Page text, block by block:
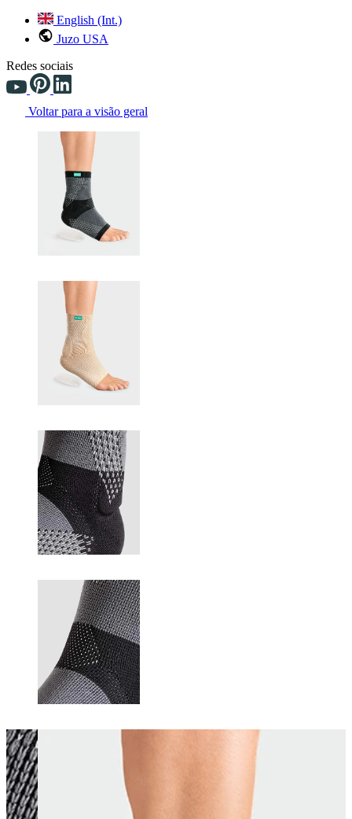
English (Int.)
Juzo USA
Redes sociais
Voltar para a visão geral